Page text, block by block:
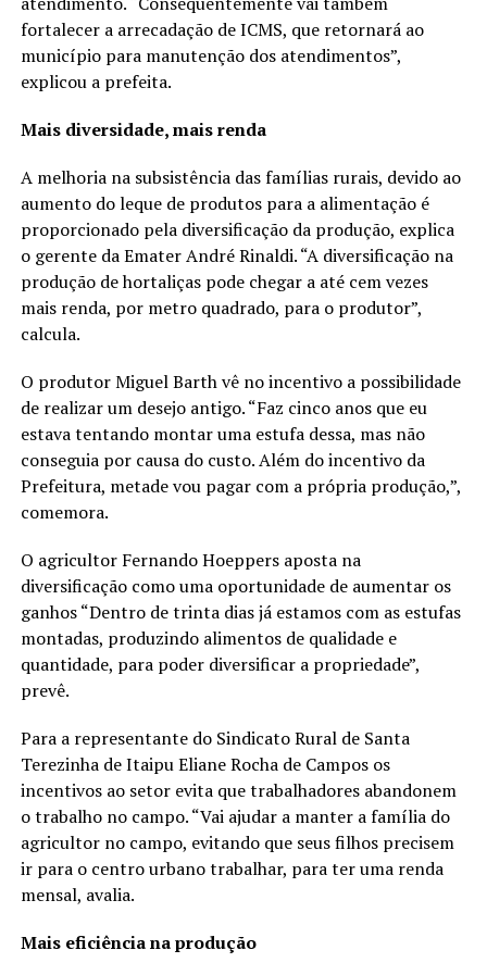
fortalecer a arrecadação de ICMS, que retornará ao
município para manutenção dos atendimentos”,
explicou a prefeita.
Mais diversidade, mais renda
A melhoria na subsistência das famílias rurais, devido ao
aumento do leque de produtos para a alimentação é
proporcionado pela diversificação da produção, explica
o gerente da Emater André Rinaldi. “A diversificação na
produção de hortaliças pode chegar a até cem vezes
mais renda, por metro quadrado, para o produtor”,
calcula.
O produtor Miguel Barth vê no incentivo a possibilidade
de realizar um desejo antigo. “Faz cinco anos que eu
estava tentando montar uma estufa dessa, mas não
conseguia por causa do custo. Além do incentivo da
Prefeitura, metade vou pagar com a própria produção,”,
comemora.
O agricultor Fernando Hoeppers aposta na
diversificação como uma oportunidade de aumentar os
ganhos “Dentro de trinta dias já estamos com as estufas
montadas, produzindo alimentos de qualidade e
quantidade, para poder diversificar a propriedade”,
prevê.
Para a representante do Sindicato Rural de Santa
Terezinha de Itaipu Eliane Rocha de Campos os
incentivos ao setor evita que trabalhadores abandonem
o trabalho no campo. “Vai ajudar a manter a família do
agricultor no campo, evitando que seus filhos precisem
ir para o centro urbano trabalhar, para ter uma renda
mensal, avalia.
Mais eficiência na produção